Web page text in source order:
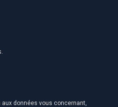
aux données vous concernant,